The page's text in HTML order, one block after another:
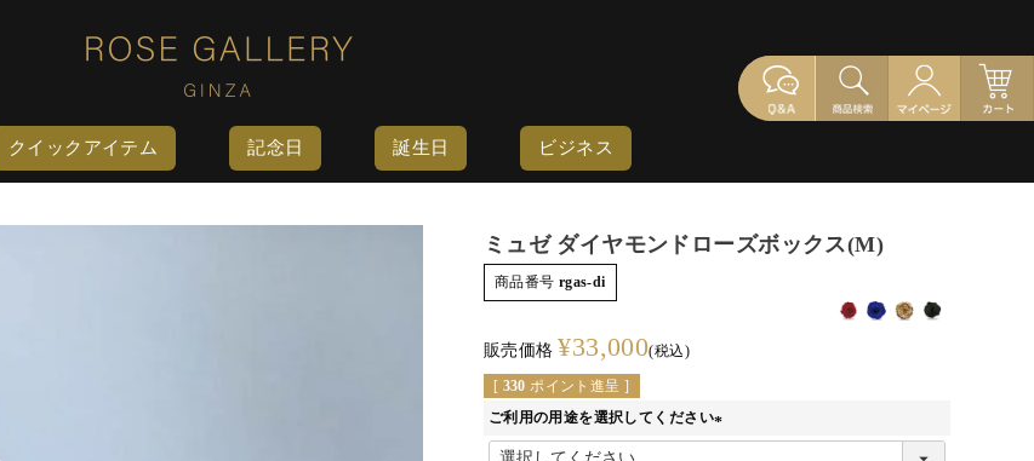
クイックアイテム 記念日 誕生日 ビジネス
ミュゼ ダイヤモンドローズボックス(M)
商品番号 rgas-di
販売価格 ¥33,000 税込
[ 330 ポイント進呈 ]
ご利用の用途を選択してください